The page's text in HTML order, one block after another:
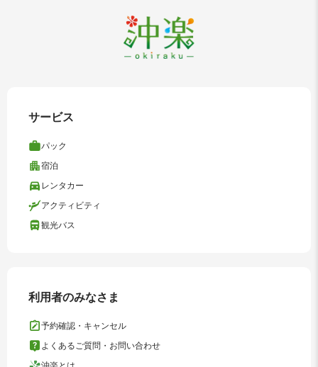
サービス
パック
宿泊
レンタカー
アクティビティ
観光バス
利用者のみなさま
予約確認・キャンセル
よくあるご質問・お問い合わせ